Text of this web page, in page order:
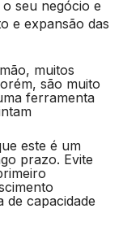
seu negócio e
e expansão das
muitos
são muito
ferramenta
este é um
prazo. Evite
de capacidade